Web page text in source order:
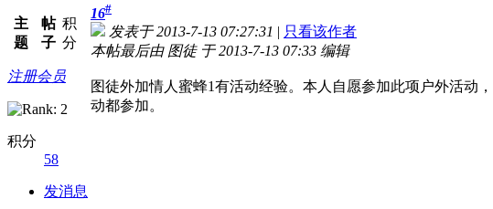
主
题
帖
子
积
分
注册会员
积分
58
发消息
16#
发表于 2013-7-13 07:27:31 | 只看该作者
本帖最后由 图徒 于 2013-7-13 07:33 编辑
图徒外加情人蜜蜂1有活动经验。本人自愿参加此项户外活动
动都参加。